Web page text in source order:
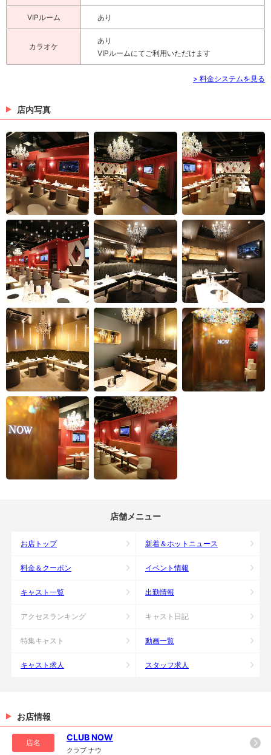
VIPルーム あり
カラオケ
あり
VIPルームにてご利用いただけます
> 料金システムを見る
店内写真
店舗メニュー
お店トップ 新着＆ホットニュース
料金＆クーポン イベント情報
キャスト一覧 出勤情報
アクセスランキング キャスト日記
特集キャスト 動画一覧
キャスト求人 スタッフ求人
お店情報
店名
CLUB NOW
クラブ ナウ